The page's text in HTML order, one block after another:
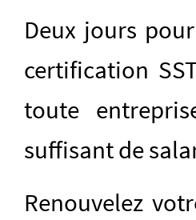
Deux jours
certification
toute
suffisant de
Renouvelez